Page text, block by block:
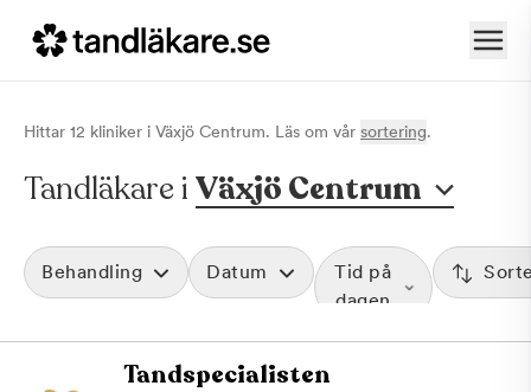
Hittar 12 kliniker i Växjö Centrum. Läs om vår sortering.
Tandläkare i Växjö Centrum
Behandling Datum
Tid på
dagen
Tandspecialisten